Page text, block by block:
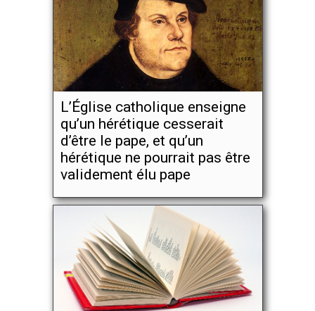
L’Église catholique enseigne
qu’un hérétique cesserait
d’être le pape, et qu’un
hérétique ne pourrait pas être
validement élu pape